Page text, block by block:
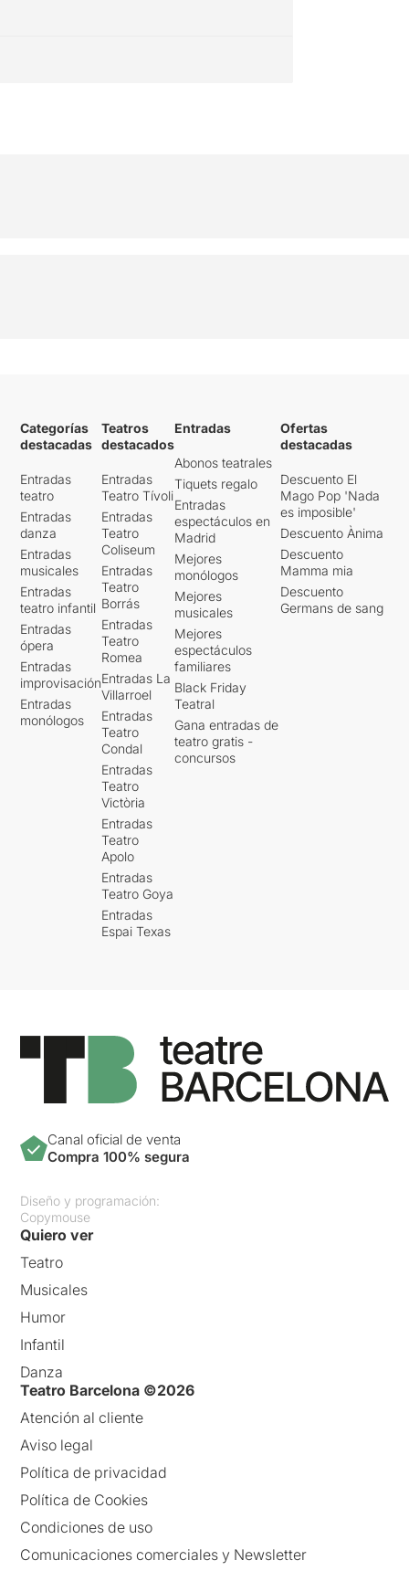
Categorías
destacadas
Entradas
teatro
Entradas
danza
Entradas
musicales
Entradas
teatro infantil
Entradas
ópera
Entradas
improvisación
Entradas
monólogos
Teatros
destacados
Entradas
Teatro Tívoli
Entradas
Teatro
Coliseum
Entradas
Teatro
Borrás
Entradas
Teatro
Romea
Entradas La
Villarroel
Entradas
Teatro
Condal
Entradas
Teatro
Victòria
Entradas
Teatro
Apolo
Entradas
Teatro Goya
Entradas
Espai Texas
Entradas
Abonos teatrales
Tiquets regalo
Entradas
espectáculos en
Madrid
Mejores
monólogos
Mejores
musicales
Mejores
espectáculos
familiares
Black Friday
Teatral
Gana entradas de
teatro gratis -
concursos
Ofertas
destacadas
Descuento El
Mago Pop 'Nada
es imposible'
Descuento Ànima
Descuento
Mamma mia
Descuento
Germans de sang
Canal oficial de venta
Compra 100% segura
Diseño y programación:
Copymouse
Quiero ver
Teatro
Musicales
Humor
Infantil
Danza
Teatro Barcelona ©2026
Atención al cliente
Aviso legal
Política de privacidad
Política de Cookies
Condiciones de uso
Comunicaciones comerciales y Newsletter